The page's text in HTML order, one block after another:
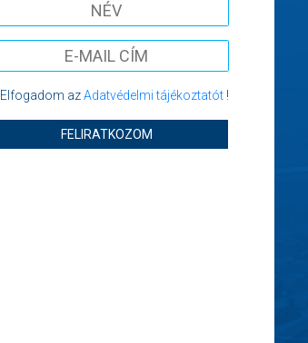
Elfogadom azAdatvédelmi tájékoztatót!
FELIRATKOZOM